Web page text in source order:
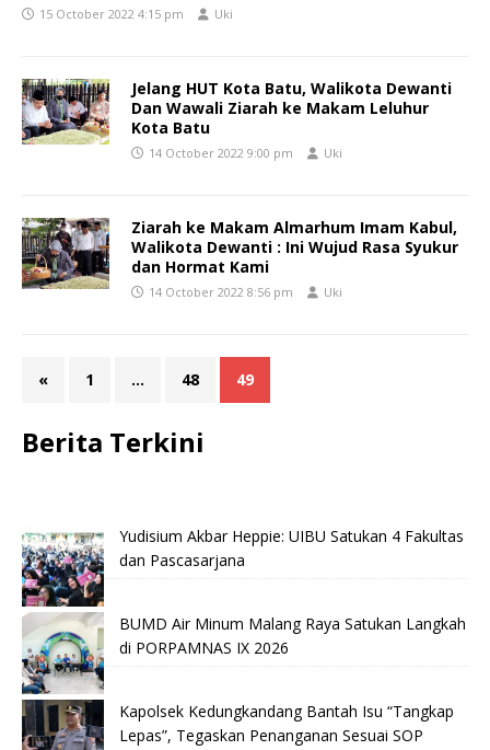
15 October 2022 4:15 pm Uki
Jelang HUT Kota Batu, Walikota Dewanti
Dan Wawali Ziarah ke Makam Leluhur
Kota Batu
14 October 2022 9:00 pm Uki
Ziarah ke Makam Almarhum Imam Kabul,
Walikota Dewanti : Ini Wujud Rasa Syukur
dan Hormat Kami
14 October 2022 8:56 pm Uki
« 1 … 48 49
Berita Terkini
Yudisium Akbar Heppie: UIBU Satukan 4 Fakultas
dan Pascasarjana
BUMD Air Minum Malang Raya Satukan Langkah
di PORPAMNAS IX 2026
Kapolsek Kedungkandang Bantah Isu “Tangkap
Lepas”, Tegaskan Penanganan Sesuai SOP